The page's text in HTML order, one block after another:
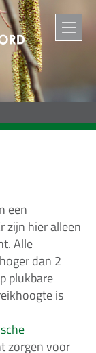
een
zijn hier alleen
Alle
dan 2
plukbare
is
zorgen voor